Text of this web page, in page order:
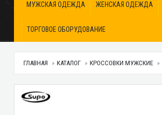
МУЖСКАЯ ОДЕЖДА ЖЕНСКАЯ ОДЕЖДА
ТОРГОВОЕ ОБОРУДОВАНИЕ
ГЛАВНАЯ КАТАЛОГ КРОССОВКИ МУЖСКИЕ